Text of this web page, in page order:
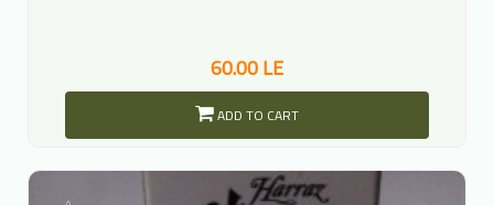
60.00 LE
ADD TO CART